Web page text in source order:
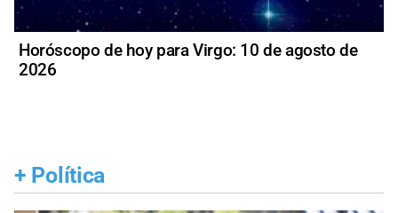
Horóscopo de hoy para Virgo: 10 de agosto de
2026
+ Política